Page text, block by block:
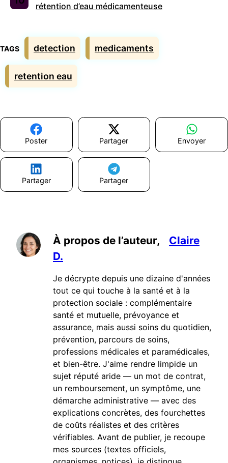
rétention d’eau médicamenteuse
Étiquettes
detection medicaments
retention eau
Poster Partager Envoyer
Partager Partager
À propos de l’auteur,
Claire
D.
Je décrypte depuis une dizaine d'années
tout ce qui touche à la santé et à la
protection sociale : complémentaire
santé et mutuelle, prévoyance et
assurance, mais aussi soins du quotidien,
prévention, parcours de soins,
professions médicales et paramédicales,
et bien-être. J'aime rendre limpide un
sujet réputé aride — un mot de contrat,
un remboursement, un symptôme, une
démarche administrative — avec des
explications concrètes, des fourchettes
de coûts réalistes et des critères
vérifiables. Avant de publier, je recoupe
mes sources (textes officiels,